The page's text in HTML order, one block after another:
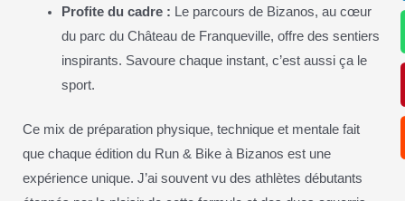
Profite du cadre : Le parcours de Bizanos, au cœur
du parc du Château de Franqueville, offre des sentiers
inspirants. Savoure chaque instant, c’est aussi ça le
sport.
Ce mix de préparation physique, technique et mentale fait
que chaque édition du Run & Bike à Bizanos est une
expérience unique. J’ai souvent vu des athlètes débutants